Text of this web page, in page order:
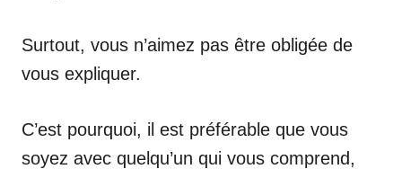
Surtout, vous n’aimez pas être obligée de
vous expliquer.
C’est pourquoi, il est préférable que vous
soyez avec quelqu’un qui vous comprend,